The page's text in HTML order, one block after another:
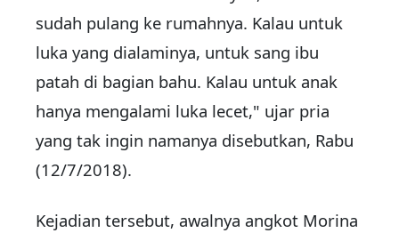
sudah pulang ke rumahnya. Kalau untuk
luka yang dialaminya, untuk sang ibu
patah di bagian bahu. Kalau untuk anak
hanya mengalami luka lecet," ujar pria
yang tak ingin namanya disebutkan, Rabu
(12/7/2018).
Kejadian tersebut, awalnya angkot Morina